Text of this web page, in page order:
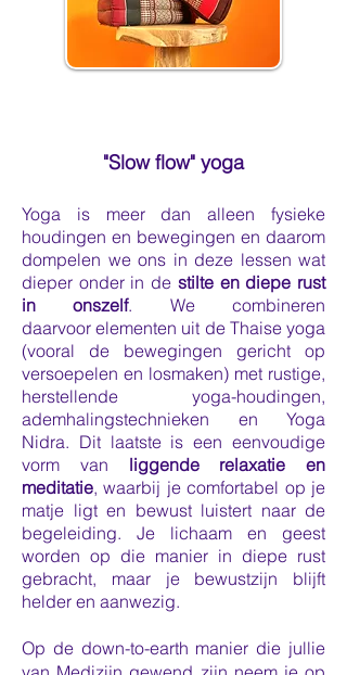
"Slow flow" yoga
Yoga is meer dan alleen fysieke
houdingen en bewegingen en daarom
dompelen we ons in deze lessen wat
dieper onder in de stilte en diepe rust
in onszelf. We combineren
daarvoorelementen uit de Thaise yoga
(vooral de bewegingen gericht op
versoepelen en losmaken) met rustige,
herstellende yoga-houdingen,
ademhalingstechnieken en Yoga
Nidra. Dit laatste is een eenvoudige
vorm van liggende relaxatie en
meditatie, waarbij je comfortabel op je
matje ligt en bewust luistert naar de
begeleiding. Je lichaam en geest
worden op die manier in diepe rust
gebracht, maar je bewustzijn blijft
helder en aanwezig.
Op de down-to-earth manier die jullie